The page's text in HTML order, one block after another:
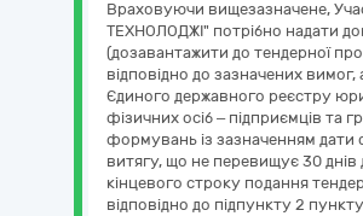
Враховуючи вищезазначене,
ТЕХНОЛОДЖІ" потрібно надати
(дозавантажити до тендерної
відповідно до зазначених вимог,
Єдиного державного реєстру
фізичних осіб – підприємців та
формувань із зазначенням
витягу, що не перевищує 30 днів
кінцевого строку подання
відповідно до підпункту 2